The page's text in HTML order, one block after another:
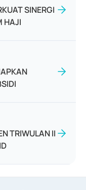
SINERGI
HAJI
TRIWULAN II